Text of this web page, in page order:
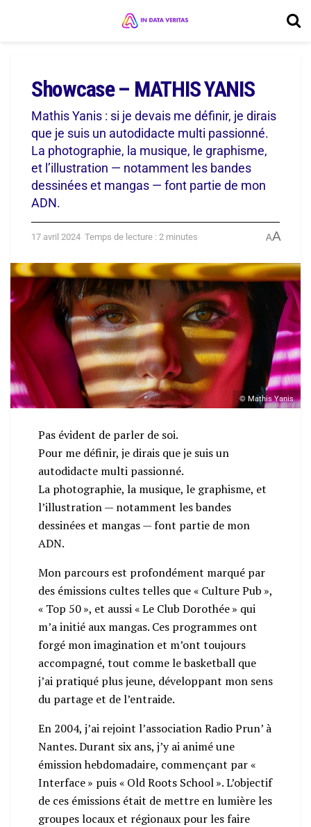
Showcase – MATHIS YANIS
Mathis Yanis : si je devais me définir, je dirais
que je suis un autodidacte multi passionné.
La photographie, la musique, le graphisme,
et l’illustration — notamment les bandes
dessinées et mangas — font partie de mon
ADN.
17 avril 2024 Temps de lecture : 2 minutes AA
© Mathis Yanis
Pas évident de parler de soi.
Pour me définir, je dirais que je suis un
autodidacte multi passionné.
La photographie, la musique, le graphisme, et
l’illustration — notamment les bandes
dessinées et mangas — font partie de mon
ADN.
Mon parcours est profondément marqué par
des émissions cultes telles que « Culture Pub »,
« Top 50 », et aussi « Le Club Dorothée » qui
m’a initié aux mangas. Ces programmes ont
forgé mon imagination et m’ont toujours
accompagné, tout comme le basketball que
j’ai pratiqué plus jeune, développant mon sens
du partage et de l’entraide.
En 2004, j’ai rejoint l’association Radio Prun’ à
Nantes. Durant six ans, j’y ai animé une
émission hebdomadaire, commençant par «
Interface » puis « Old Roots School ». L’objectif
de ces émissions était de mettre en lumière les
groupes locaux et régionaux pour les faire